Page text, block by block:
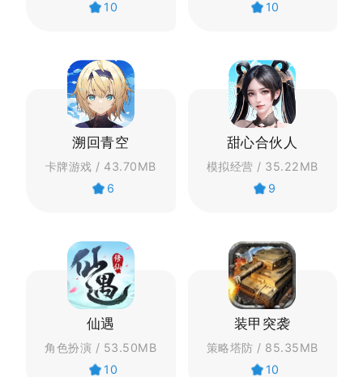
10 10
溯回青空
卡牌游戏 / 43.70MB
6
甜心合伙人
模拟经营 / 35.22MB
9
仙遇
角色扮演 / 53.50MB
10
装甲突袭
策略塔防 / 85.35MB
10